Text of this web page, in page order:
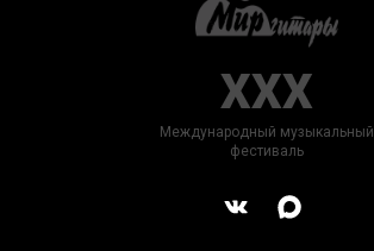
XXX
Международный музыкальный
фестиваль